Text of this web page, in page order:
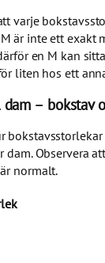
varje
är inte ett exakt
en M kan
liten hos ett
– bokstav
dam. Observera
normalt.